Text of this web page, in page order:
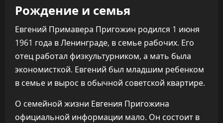
Рождение и семья
Евгений Примавера Пригожин родился 1 июня
1961 года в Ленинграде, в семье рабочих. Его
отец работал физкультурником, а мать была
экономисткой. Евгений был младшим ребенком
в семье и вырос в обычной советской квартире.
О семейной жизни Евгения Пригожина
официальной информации мало. Он состоит в